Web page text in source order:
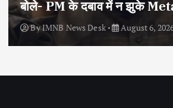
बोले- PM के दबाव में न झुके
ByIMNB News Desk August 6,